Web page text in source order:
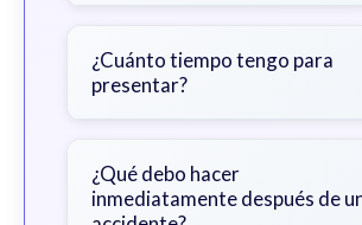
primero con un abogado para
declaraciones que
¿Cuánto tiempo tengo para
presentar?
con excepciones. Consulte
obtener orientación
¿Qué debo hacer
inmediatamente después de